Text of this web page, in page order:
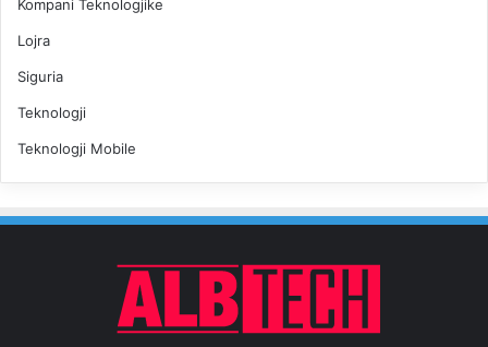
Kompani Teknologjike
Lojra
Siguria
Teknologji
Teknologji Mobile